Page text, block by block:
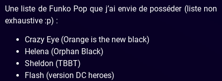
Une liste de Funko Pop que j’ai envie de posséder (liste non
exhaustive :p) :
Crazy Eye (Orange is the new black)
Helena (Orphan Black)
Sheldon (TBBT)
Flash (version DC heroes)